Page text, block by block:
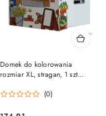
Domek do kolorowania
rozmiar XL, stragan, 1 szt
(0)